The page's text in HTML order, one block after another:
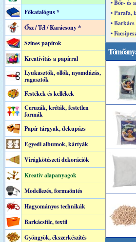
Főkatalógus *
Ősz / Tél / Karácsony *
Színes papírok
Kreatívitás a papírral
Lyukasztók, ollók, nyomdázás,
ragasztók
Festékek és kellékek
Ceruzák, kréták, festetlen
formák
Papír tárgyak, dekupázs
Egyedi albumok, kártyák
Virágkötészeti dekorációk
Kreatív alapanyagok
Modellezés, formaöntés
Hagyományos technikák
Barkácsfilc, textil
Gyöngyök, ékszerkészítés
• Bőr- és
• Parafa,
•
•